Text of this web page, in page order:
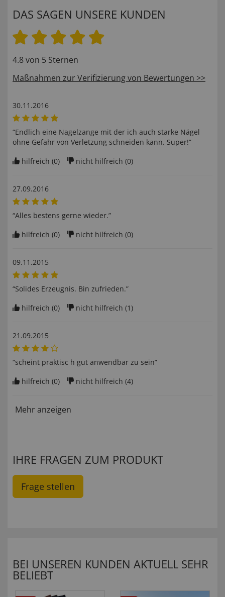
DAS SAGEN UNSERE KUNDEN
4.8 von 5 Sternen
Maßnahmen zur Verifizierung von Bewertungen >>
30.11.2016
“Endlich eine Nagelzange mit der ich auch starke Nägel
ohne Gefahr von Verletzung schneiden kann. Super!”
hilfreich (0) nicht hilfreich (0)
27.09.2016
“Alles bestens gerne wieder.”
hilfreich (0) nicht hilfreich (0)
09.11.2015
“Solides Erzeugnis. Bin zufrieden.”
hilfreich (0) nicht hilfreich (1)
21.09.2015
“scheint praktisc h gut anwendbar zu sein”
hilfreich (0) nicht hilfreich (4)
Mehr anzeigen
IHRE FRAGEN ZUM PRODUKT
Frage stellen
BEI UNSEREN KUNDEN AKTUELL SEHR
BELIEBT